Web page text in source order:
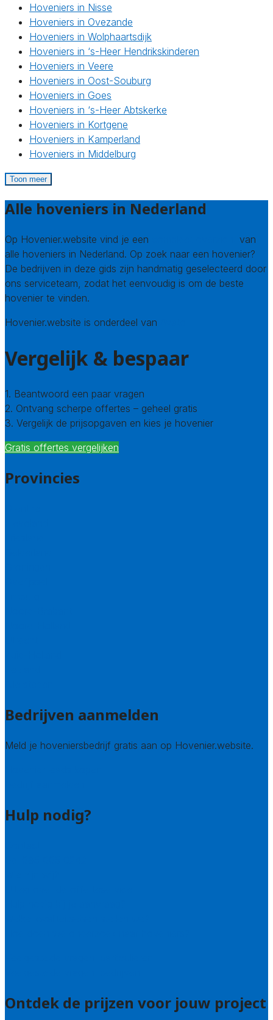
Hoveniers in Nisse
Hoveniers in Ovezande
Hoveniers in Wolphaartsdijk
Hoveniers in ‘s-Heer Hendrikskinderen
Hoveniers in Veere
Hoveniers in Oost-Souburg
Hoveniers in Goes
Hoveniers in ‘s-Heer Abtskerke
Hoveniers in Kortgene
Hoveniers in Kamperland
Hoveniers in Middelburg
Toon meer
Alle hoveniers in Nederland
Op Hovenier.website vind je een
van
alle hoveniers in Nederland. Op zoek naar een hovenier?
De bedrijven in deze gids zijn handmatig geselecteerd door
ons serviceteam, zodat het eenvoudig is om de beste
hovenier te vinden.
Hovenier.website is onderdeel van
Vergelijk & bespaar
1. Beantwoord een paar vragen
2. Ontvang scherpe offertes – geheel gratis
3. Vergelijk de prijsopgaven en kies je hovenier
Gratis offertes vergelijken
Provincies
Bedrijven aanmelden
Meld je hoveniersbedrijf gratis aan op Hovenier.website.
Hulp nodig?
Ontdek de prijzen voor jouw project